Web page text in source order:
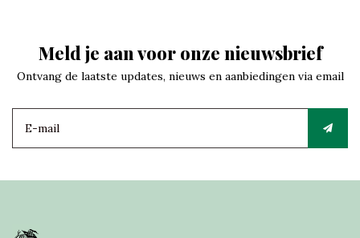
Meld je aan voor onze nieuwsbrief
Ontvang de laatste updates, nieuws en aanbiedingen via email